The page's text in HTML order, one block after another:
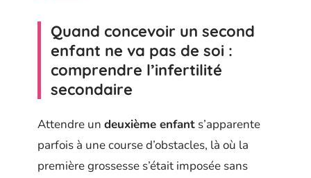
Quand concevoir un second
enfant ne va pas de soi :
comprendre l’infertilité
secondaire
Attendre un deuxième enfant s’apparente
parfois à une course d’obstacles, là où la
première grossesse s’était imposée sans